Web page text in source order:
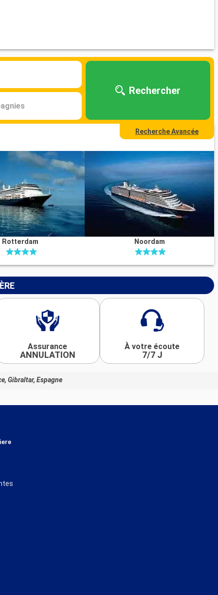
Rechercher
Recherche Avancée
Rotterdam Noordam
Assurance
ANNULATION
À votre écoute
7/7 J
Gibraltar, Espagne